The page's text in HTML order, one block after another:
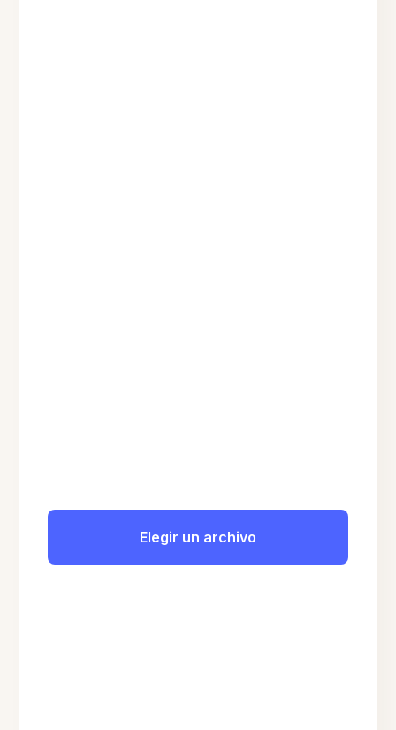
Elegir un archivo